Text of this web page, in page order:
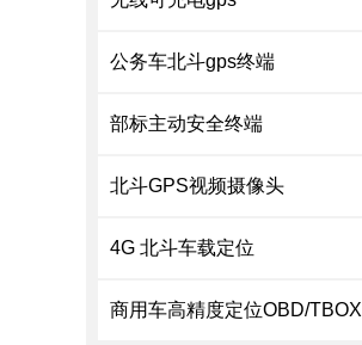
公务车北斗gps终端
部标主动安全终端
北斗GPS视频摄像头
4G 北斗车载定位
商用车高精度定位OBD/TBOX